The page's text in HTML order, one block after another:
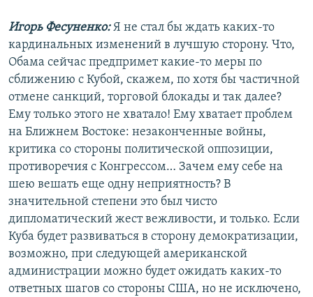
Игорь Фесуненко:Я не стал бы ждать каких-то
кардинальных изменений в лучшую сторону. Что,
Обама сейчас предпримет какие-то меры по
сближению с Кубой, скажем, по хотя бы частичной
отмене санкций, торговой блокады и так далее?
Ему только этого не хватало! Ему хватает проблем
на Ближнем Востоке: незаконченные войны,
критика со стороны политической оппозиции,
противоречия с Конгрессом… Зачем ему себе на
шею вешать еще одну неприятность? В
значительной степени это был чисто
дипломатический жест вежливости, и только. Если
Куба будет развиваться в сторону демократизации,
возможно, при следующей американской
администрации можно будет ожидать каких-то
ответных шагов со стороны США, но не исключено,